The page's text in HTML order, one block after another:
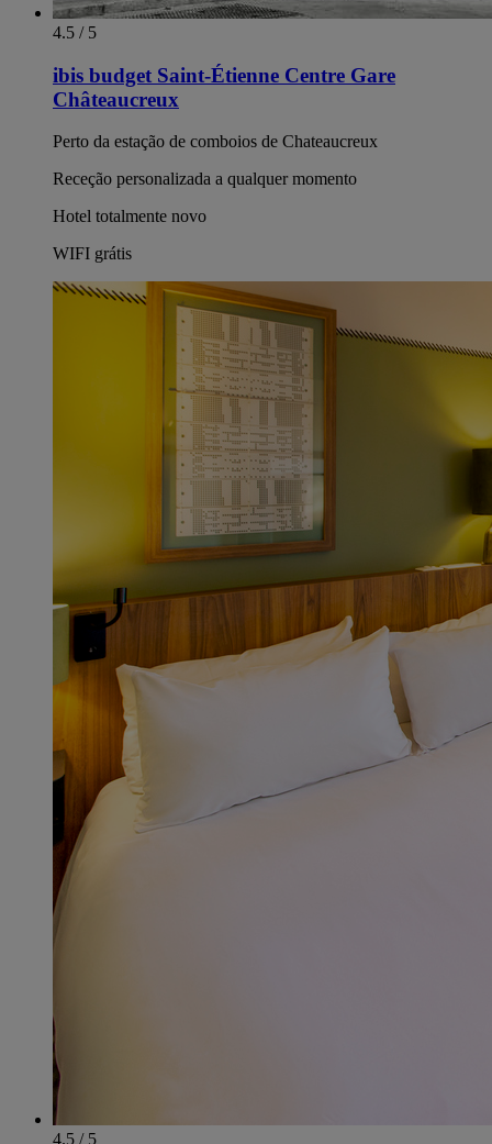
4.5 / 5
ibis budget Saint-Étienne Centre Gare
Châteaucreux
Perto da estação de comboios de Chateaucreux
Receção personalizada a qualquer momento
Hotel totalmente novo
WIFI grátis
4.5 / 5